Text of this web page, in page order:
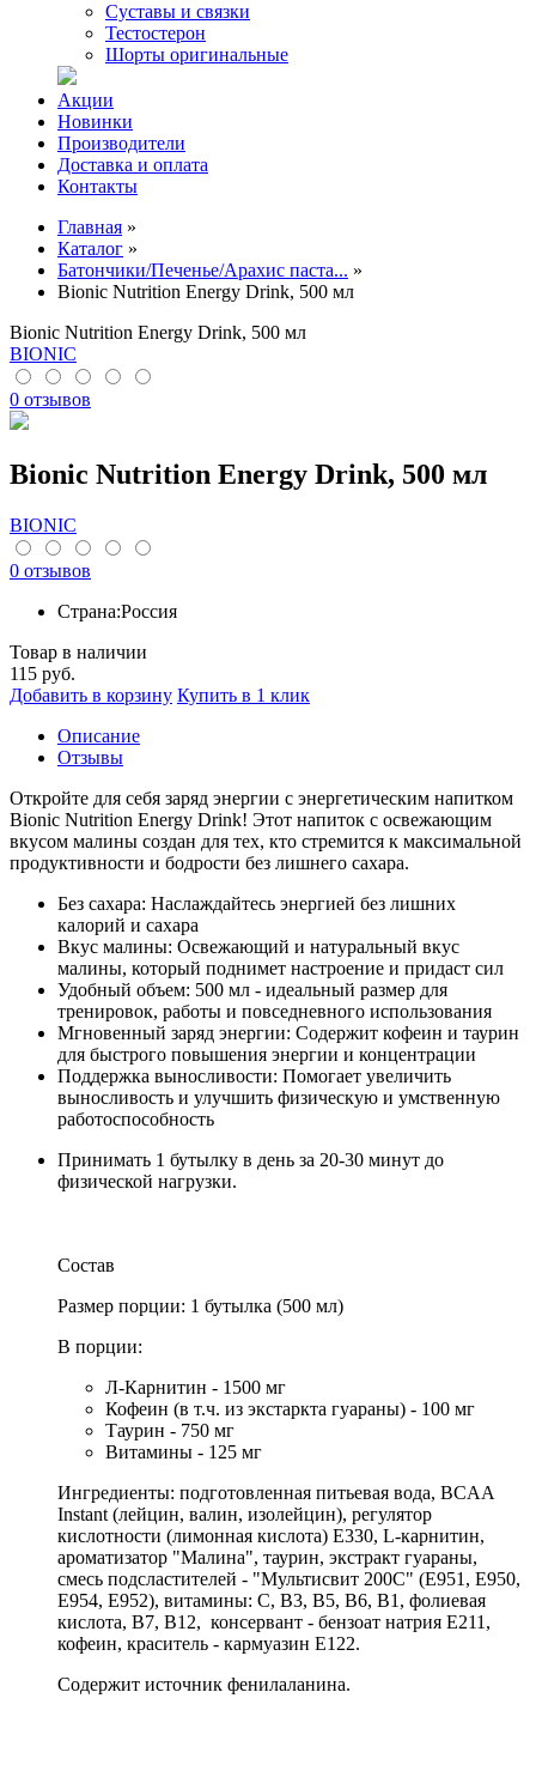
Суставы и связки
Тестостерон
Шорты оригинальные
Акции
Новинки
Производители
Доставка и оплата
Контакты
Главная »
Каталог »
Батончики/Печенье/Арахис паста... »
Bionic Nutrition Energy Drink, 500 мл
Bionic Nutrition Energy Drink, 500 мл
BIONIC
0 отзывов
Bionic Nutrition Energy Drink, 500 мл
BIONIC
0 отзывов
Страна:Россия
Товар в наличии
115 руб.
Добавить в корзину Купить в 1 клик
Описание
Отзывы
Откройте для себя заряд энергии с энергетическим напитком
Bionic Nutrition Energy Drink! Этот напиток с освежающим
вкусом малины создан для тех, кто стремится к максимальной
продуктивности и бодрости без лишнего сахара.
Без сахара: Наслаждайтесь энергией без лишних
калорий и сахара
Вкус малины: Освежающий и натуральный вкус
малины, который поднимет настроение и придаст сил
Удобный объем: 500 мл - идеальный размер для
тренировок, работы и повседневного использования
Мгновенный заряд энергии: Содержит кофеин и таурин
для быстрого повышения энергии и концентрации
Поддержка выносливости: Помогает увеличить
выносливость и улучшить физическую и умственную
работоспособность
Принимать 1 бутылку в день за 20-30 минут до
физической нагрузки.
Состав
Размер порции: 1 бутылка (500 мл)
В порции:
Л-Карнитин - 1500 мг
Кофеин (в т.ч. из экстаркта гуараны) - 100 мг
Таурин - 750 мг
Витамины - 125 мг
Ингредиенты: подготовленная питьевая вода, BCAA
Instant (лейцин, валин, изолейцин), регулятор
кислотности (лимонная кислота) Е330, L-карнитин,
ароматизатор "Малина", таурин, экстракт гуараны,
смесь подсластителей - "Мультисвит 200С" (Е951, Е950,
Е954, Е952), витамины: С, В3, В5, В6, В1, фолиевая
кислота, В7, В12, консервант - бензоат натрия Е211,
кофеин, краситель - кармуазин Е122.
Содержит источник фенилаланина.